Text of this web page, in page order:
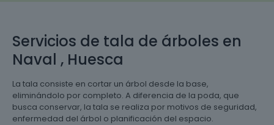
Servicios de tala de árboles en
Naval , Huesca
La tala consiste en cortar un árbol desde la base,
eliminándolo por completo. A diferencia de la poda, que
busca conservar, la tala se realiza por motivos de seguridad,
enfermedad del árbol o planificación del espacio.